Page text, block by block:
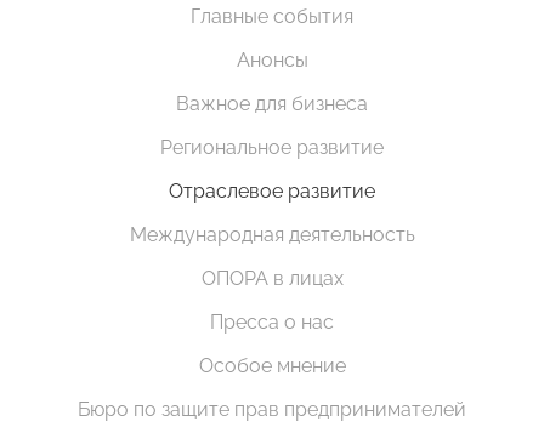
Главные события
Анонсы
Важное для бизнеса
Региональное развитие
Отраслевое развитие
Международная деятельность
ОПОРА в лицах
Пресса о нас
Особое мнение
Бюро по защите прав предпринимателей